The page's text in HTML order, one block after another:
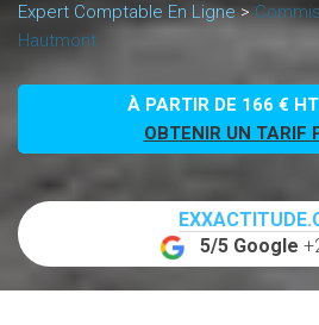
Expert Comptable En Ligne>
Hautmont
À PARTIR DE 166 €
OBTENIR UN TARIF
5/5 Google